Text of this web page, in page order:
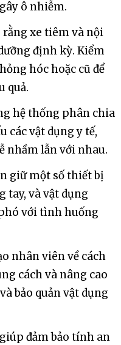
ô nhiễm.
rằng xe tiêm và nội
định kỳ. Kiểm
hóc hoặc cũ để
quả.
hệ thống phân chia
các vật dụng y tế,
nhầm lẫn với nhau.
giữ một số thiết bị
tay, và vật dụng
với tình huống
nhân viên về cách
cách và nâng cao
bảo quản vật dụng
đảm bảo tính an